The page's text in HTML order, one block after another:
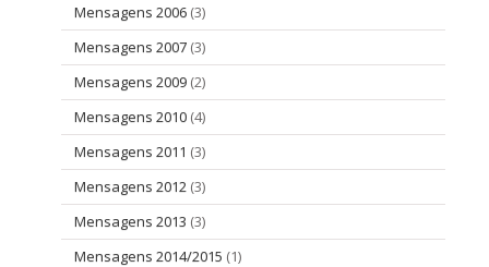
Mensagens 2006 (3)
Mensagens 2007 (3)
Mensagens 2009 (2)
Mensagens 2010 (4)
Mensagens 2011 (3)
Mensagens 2012 (3)
Mensagens 2013 (3)
Mensagens 2014/2015 (1)